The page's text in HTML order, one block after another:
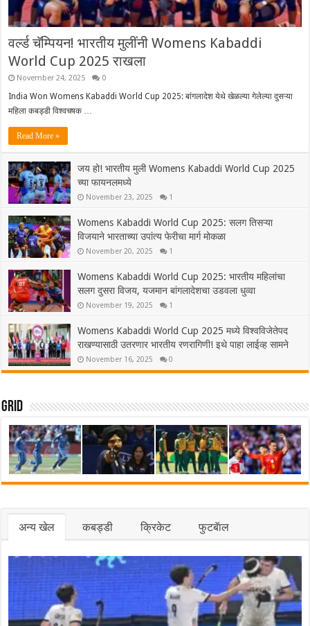
वर्ल्ड चॅम्पियन! भारतीय मुलींनी Womens Kabaddi
World Cup 2025 राखला
November 24, 2025 0
India Won Womens Kabaddi World Cup 2025: बांगलादेश येथे खेळल्या गेलेल्या दुसऱ्या
महिला कबड्डी विश्वचषक …
Read More »
जय हो! भारतीय मुली Womens Kabaddi World Cup 2025
च्या फायनलमध्ये
November 23, 2025 1
Womens Kabaddi World Cup 2025: सलग तिसऱ्या
विजयाने भारताच्या उपांत्य फेरीचा मार्ग मोकळा
November 20, 2025 1
Womens Kabaddi World Cup 2025: भारतीय महिलांचा
सलग दुसरा विजय, यजमान बांगलादेशचा उडवला धुव्वा
November 19, 2025 1
Womens Kabaddi World Cup 2025 मध्ये विश्वविजेतेपद
राखण्यासाठी उतरणार भारतीय रणरागिणी! इथे पाहा लाईव्ह सामने
November 16, 2025 0
Grid
अन्य खेल कबड्डी क्रिकेट फुटबॅाल